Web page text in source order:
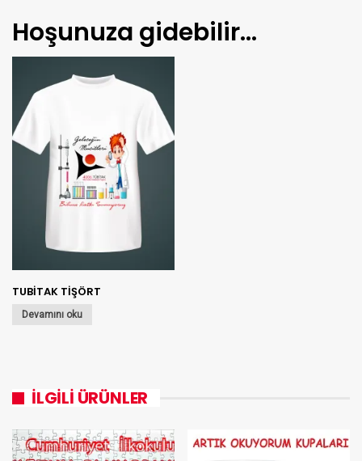
Hoşunuza gidebilir…
TUBİTAK TİŞÖRT
Devamını oku
İLGILI ÜRÜNLER